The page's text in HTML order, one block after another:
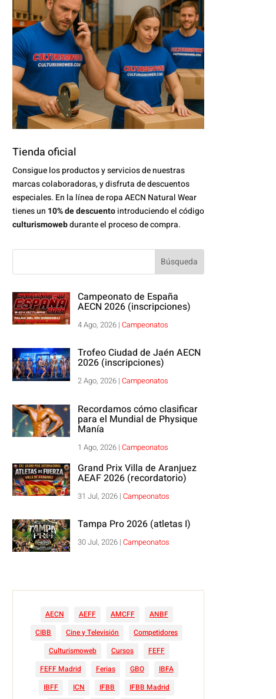
Tienda oficial
Consigue los productos y servicios de nuestras
marcas colaboradoras, y disfruta de descuentos
especiales. En la línea de ropa AECN Natural Wear
tienes un 10% de descuentointroduciendo el código
culturismowebdurante el proceso de compra.
Campeonato de España
AECN 2026 (inscripciones)
4 Ago, 2026| Campeonatos
Trofeo Ciudad de Jaén AECN
2026 (inscripciones)
2 Ago, 2026| Campeonatos
Recordamos cómo clasificar
para el Mundial de Physique
Manía
1 Ago, 2026| Campeonatos
Grand Prix Villa de Aranjuez
AEAF 2026 (recordatorio)
31 Jul, 2026| Campeonatos
Tampa Pro 2026 (atletas I)
30 Jul, 2026| Campeonatos
AECN AEFF AMCFF
ANBF
CIBB
Cine y Televisión
Competidores
Culturismoweb
Cursos
FEFF
FEFF Madrid
Ferias GBO
IBFA
IBFF
ICN IFBB
IFBB Madrid